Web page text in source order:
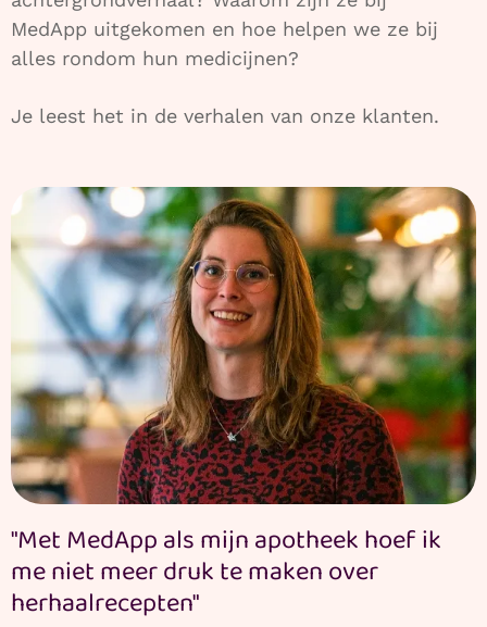
MedApp uitgekomen en hoe helpen we ze bij
alles rondom hun medicijnen?
Je leest het in de verhalen van onze klanten.
"Met MedApp als mijn apotheek hoef ik
me niet meer druk te maken over
herhaalrecepten"